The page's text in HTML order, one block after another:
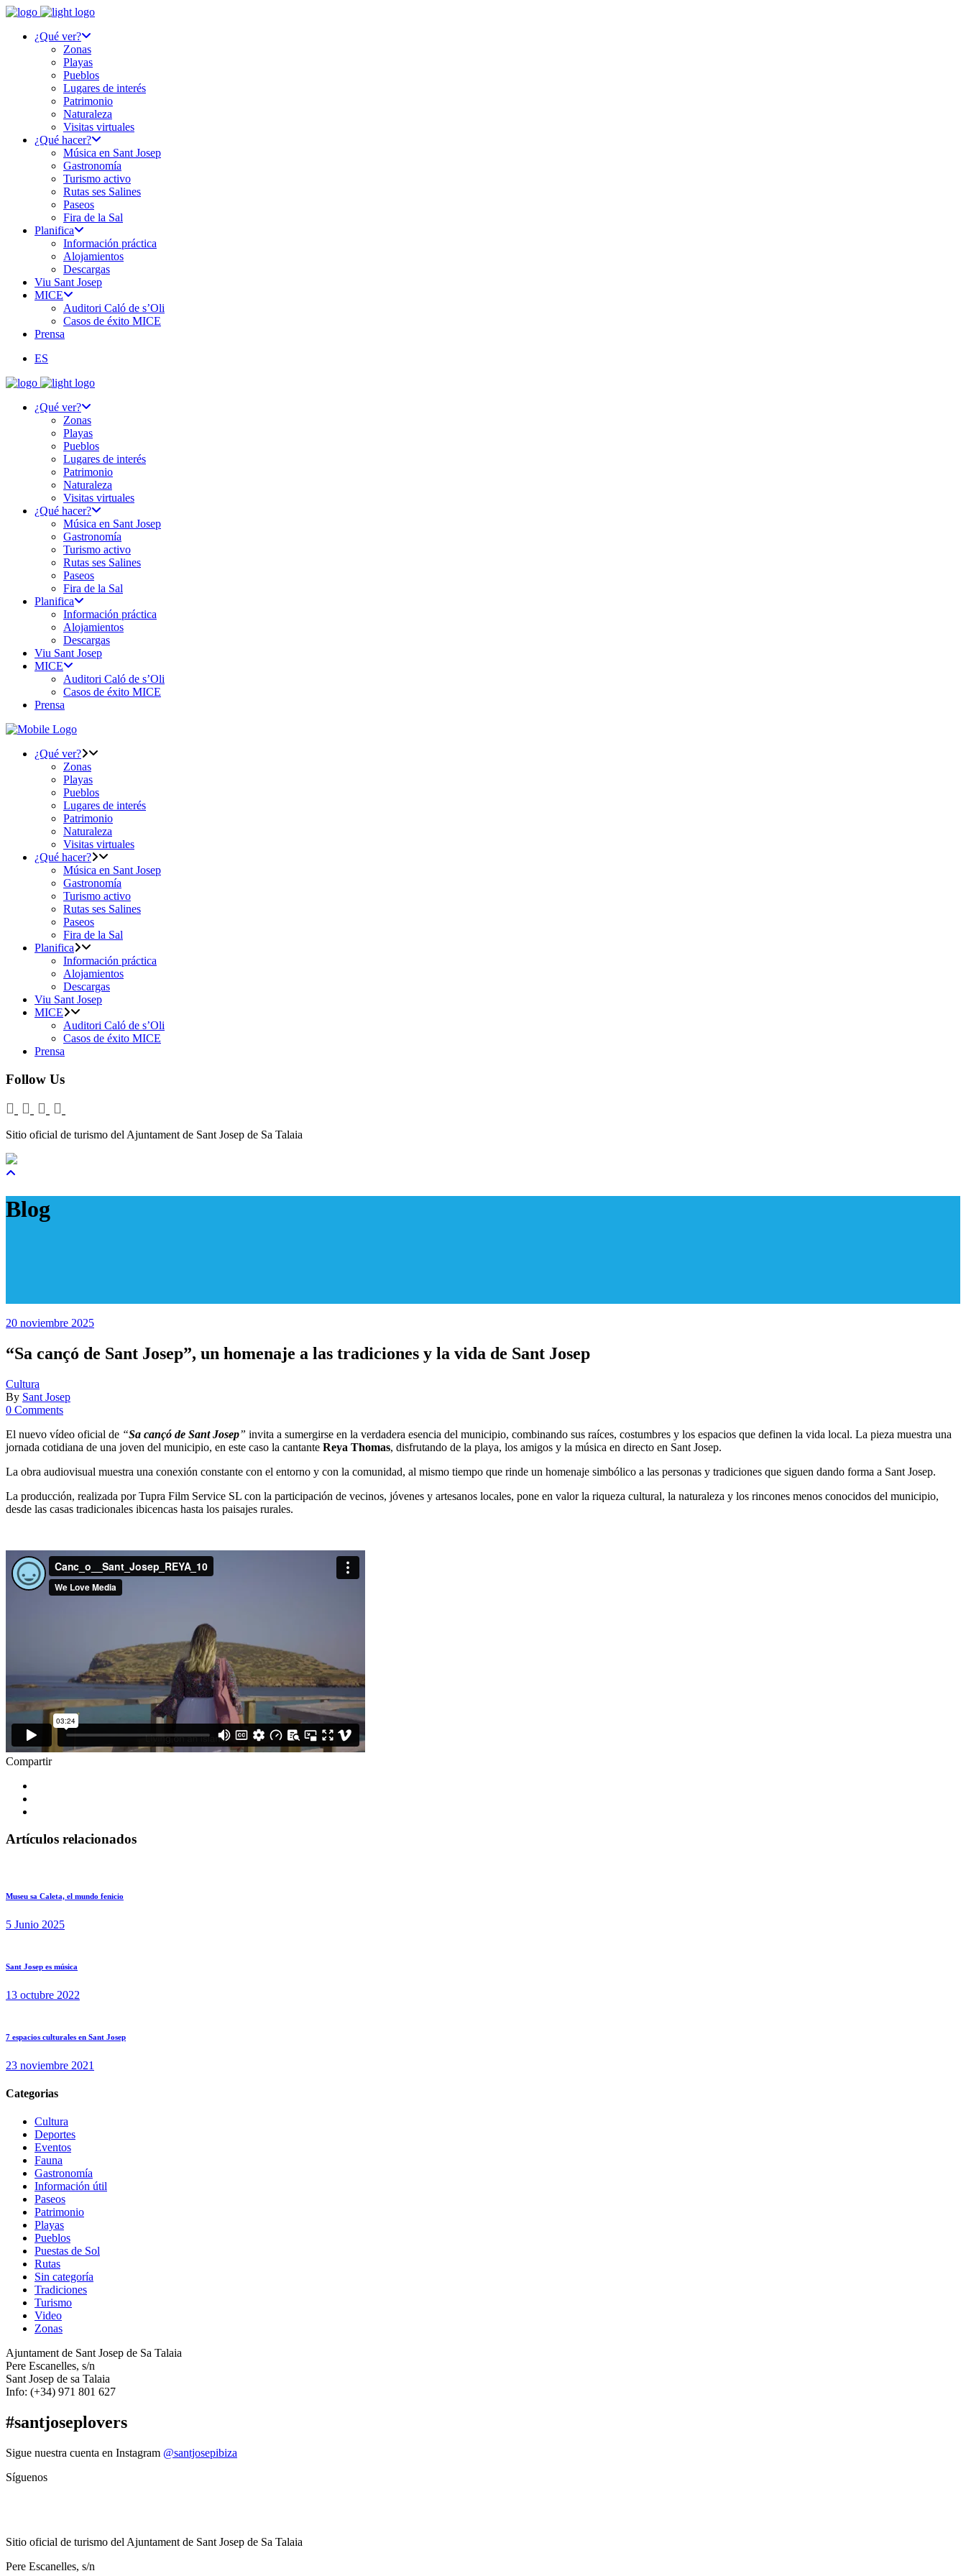
¿Qué ver?
Zonas
Playas
Pueblos
Lugares de interés
Patrimonio
Naturaleza
Visitas virtuales
¿Qué hacer?
Música en Sant Josep
Gastronomía
Turismo activo
Rutas ses Salines
Paseos
Fira de la Sal
Planifica
Información práctica
Alojamientos
Descargas
Viu Sant Josep
MICE
Auditori Caló de s’Oli
Casos de éxito MICE
Prensa
ES
¿Qué ver?
Zonas
Playas
Pueblos
Lugares de interés
Patrimonio
Naturaleza
Visitas virtuales
¿Qué hacer?
Música en Sant Josep
Gastronomía
Turismo activo
Rutas ses Salines
Paseos
Fira de la Sal
Planifica
Información práctica
Alojamientos
Descargas
Viu Sant Josep
MICE
Auditori Caló de s’Oli
Casos de éxito MICE
Prensa
¿Qué ver?
Zonas
Playas
Pueblos
Lugares de interés
Patrimonio
Naturaleza
Visitas virtuales
¿Qué hacer?
Música en Sant Josep
Gastronomía
Turismo activo
Rutas ses Salines
Paseos
Fira de la Sal
Planifica
Información práctica
Alojamientos
Descargas
Viu Sant Josep
MICE
Auditori Caló de s’Oli
Casos de éxito MICE
Prensa
Follow Us
Sitio oficial de turismo del Ajuntament de Sant Josep de Sa Talaia
Blog
20 noviembre 2025
“Sa cançó de Sant Josep”, un homenaje a las tradiciones y la vida de Sant Josep
Cultura
By Sant Josep
0 Comments
El nuevo vídeo oficial de “Sa cançó de Sant Josep” invita a sumergirse en la verdadera esencia del municipio, combinando sus raíces, costumbres y los espacios que definen la vida local. La pieza muestra una
jornada cotidiana de una joven del municipio, en este caso la cantante Reya Thomas, disfrutando de la playa, los amigos y la música en directo en Sant Josep.
La obra audiovisual muestra una conexión constante con el entorno y con la comunidad, al mismo tiempo que rinde un homenaje simbólico a las personas y tradiciones que siguen dando forma a Sant Josep.
La producción, realizada por Tupra Film Service SL con la participación de vecinos, jóvenes y artesanos locales, pone en valor la riqueza cultural, la naturaleza y los rincones menos conocidos del municipio,
desde las casas tradicionales ibicencas hasta los paisajes rurales.
Compartir
Artículos relacionados
Museu sa Caleta, el mundo fenicio
5 Junio 2025
Sant Josep es música
13 octubre 2022
7 espacios culturales en Sant Josep
23 noviembre 2021
Categorias
Cultura
Deportes
Eventos
Fauna
Gastronomía
Información útil
Paseos
Patrimonio
Playas
Pueblos
Puestas de Sol
Rutas
Sin categoría
Tradiciones
Turismo
Video
Zonas
Ajuntament de Sant Josep de Sa Talaia
Pere Escanelles, s/n
Sant Josep de sa Talaia
Info: (+34) 971 801 627
#santjoseplovers
Sigue nuestra cuenta en Instagram @santjosepibiza
Síguenos
Sitio oficial de turismo del Ajuntament de Sant Josep de Sa Talaia
Pere Escanelles, s/n